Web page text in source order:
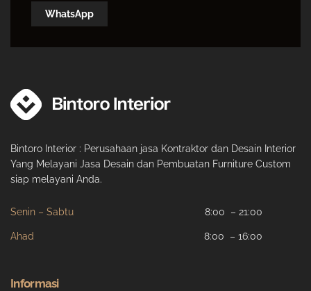
WhatsApp
Bintoro Interior : Perusahaan jasa Kontraktor dan Desain Interior
Yang Melayani Jasa Desain dan Pembuatan Furniture Custom
siap melayani Anda.
Senin – Sabtu 8:00 – 21:00
Ahad 8:00 – 16:00
Informasi